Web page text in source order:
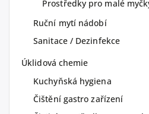
Prostředky pro malé
Ruční mytí nádobí
Sanitace / Dezinfekce
Úklidová chemie
Kuchyňská hygiena
Čištění gastro zařízení